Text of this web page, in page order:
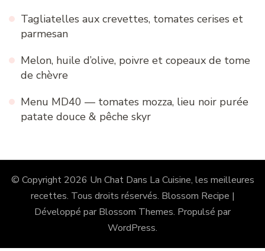
Tagliatelles aux crevettes, tomates cerises et
parmesan
Melon, huile d’olive, poivre et copeaux de tome
de chèvre
Menu MD40 — tomates mozza, lieu noir purée
patate douce & pêche skyr
© Copyright 2026 Un Chat Dans La Cuisine, les meilleures
recettes. Tous droits réservés. Blossom Recipe |
Développé par Blossom Themes. Propulsé par
WordPress.